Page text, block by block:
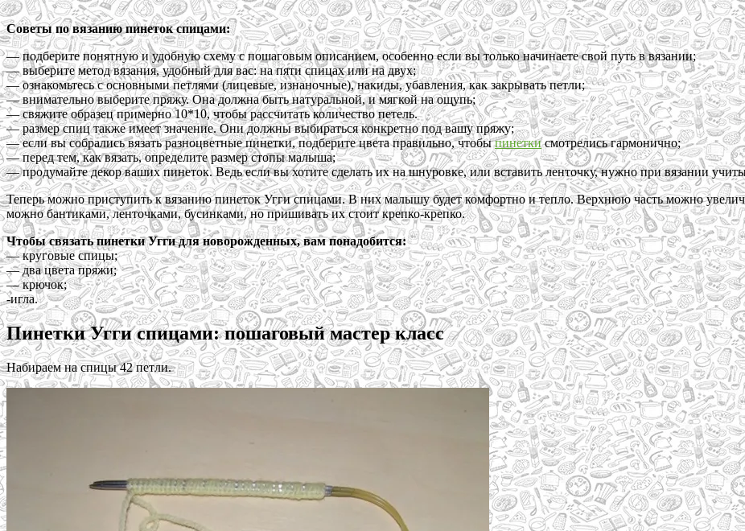
Советы по вязанию пинеток спицами:
— подберите понятную и удобную схему с пошаговым описанием, особенно если вы только начинаете свой путь в вязании;
— выберите метод вязания, удобный для вас: на пяти спицах или на двух;
— ознакомьтесь с основными петлями (лицевые, изнаночные), накиды, убавления, как закрывать петли;
— внимательно выберите пряжу. Она должна быть натуральной, и мягкой на ощупь;
— свяжите образец примерно 10*10, чтобы рассчитать количество петель.
— размер спиц также имеет значение. Они должны выбираться конкретно под вашу пряжу;
— если вы собрались вязать разноцветные пинетки, подберите цвета правильно, чтобыпинеткисмотрелись гармонично;
— перед тем, как вязать, определите размер стопы малыша;
— продумайте декор ваших пинеток. Ведь если вы хотите сделать их на шнуровке, или вставить ленточку, нужно при вязании
Теперь можно приступить к вязанию пинеток Угги спицами. В них малышу будет комфортно и тепло. Верхнюю часть можно
можно бантиками, ленточками, бусинками, но пришивать их стоит крепко-крепко.
Чтобы связать пинетки Угги для новорожденных, вам понадобится:
— круговые спицы;
— два цвета пряжи;
— крючок;
-игла.
Пинетки Угги спицами: пошаговый мастер класс
Набираем на спицы 42 петли.